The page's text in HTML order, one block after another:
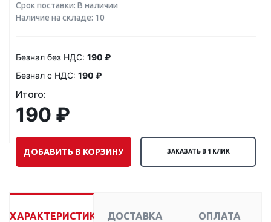
Срок поставки: В наличии
Наличие на складе: 10
Безнал без НДС: 190 ₽
Безнал с НДС: 190 ₽
Итого:
190 ₽
ДОБАВИТЬ В КОРЗИНУ ЗАКАЗАТЬ В 1 КЛИК
ХАРАКТЕРИСТИКИ ДОСТАВКА ОПЛАТА